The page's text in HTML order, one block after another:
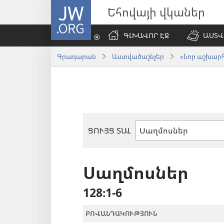
JW.ORG Եհովայի վկաներ
ԳԼԽԱՎՈՐ ԷՋ
Գրադարան Աստվածաշնչեր «Նոր
ՑՈՒՅՑ ՏԱԼ
Աստվածաշնչյան
Սաղմոսներ
128։1-6
ԲՈՎԱՆԴԱԿՈՒԹՅՈՒՆ